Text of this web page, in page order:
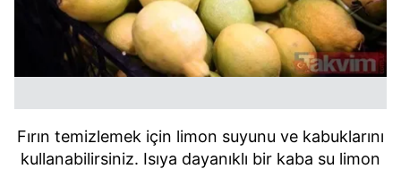
Fırın temizlemek için limon suyunu ve kabuklarını
kullanabilirsiniz. Isıya dayanıklı bir kaba su limon